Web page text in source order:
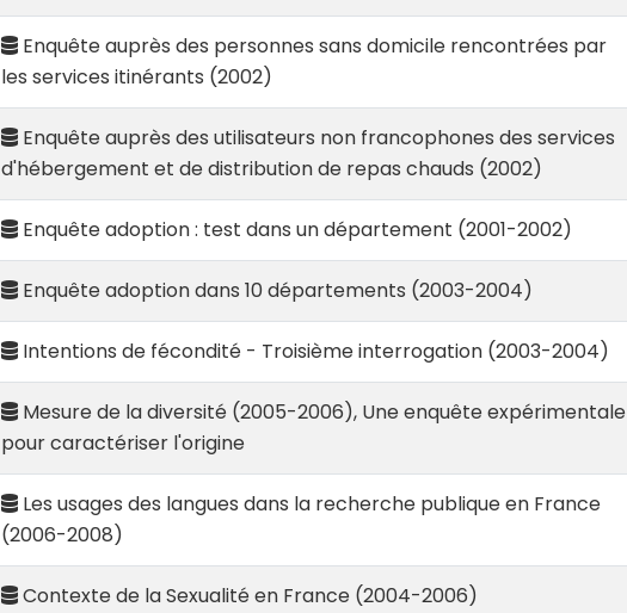
Enquête auprès des personnes sans domicile rencontrées par
les services itinérants (2002)
Enquête auprès des utilisateurs non francophones des services
d'hébergement et de distribution de repas chauds (2002)
Enquête adoption : test dans un département (2001-2002)
Enquête adoption dans 10 départements (2003-2004)
Intentions de fécondité - Troisième interrogation (2003-2004)
Mesure de la diversité (2005-2006), Une enquête expérimentale
pour caractériser l'origine
Les usages des langues dans la recherche publique en France
(2006-2008)
Contexte de la Sexualité en France (2004-2006)